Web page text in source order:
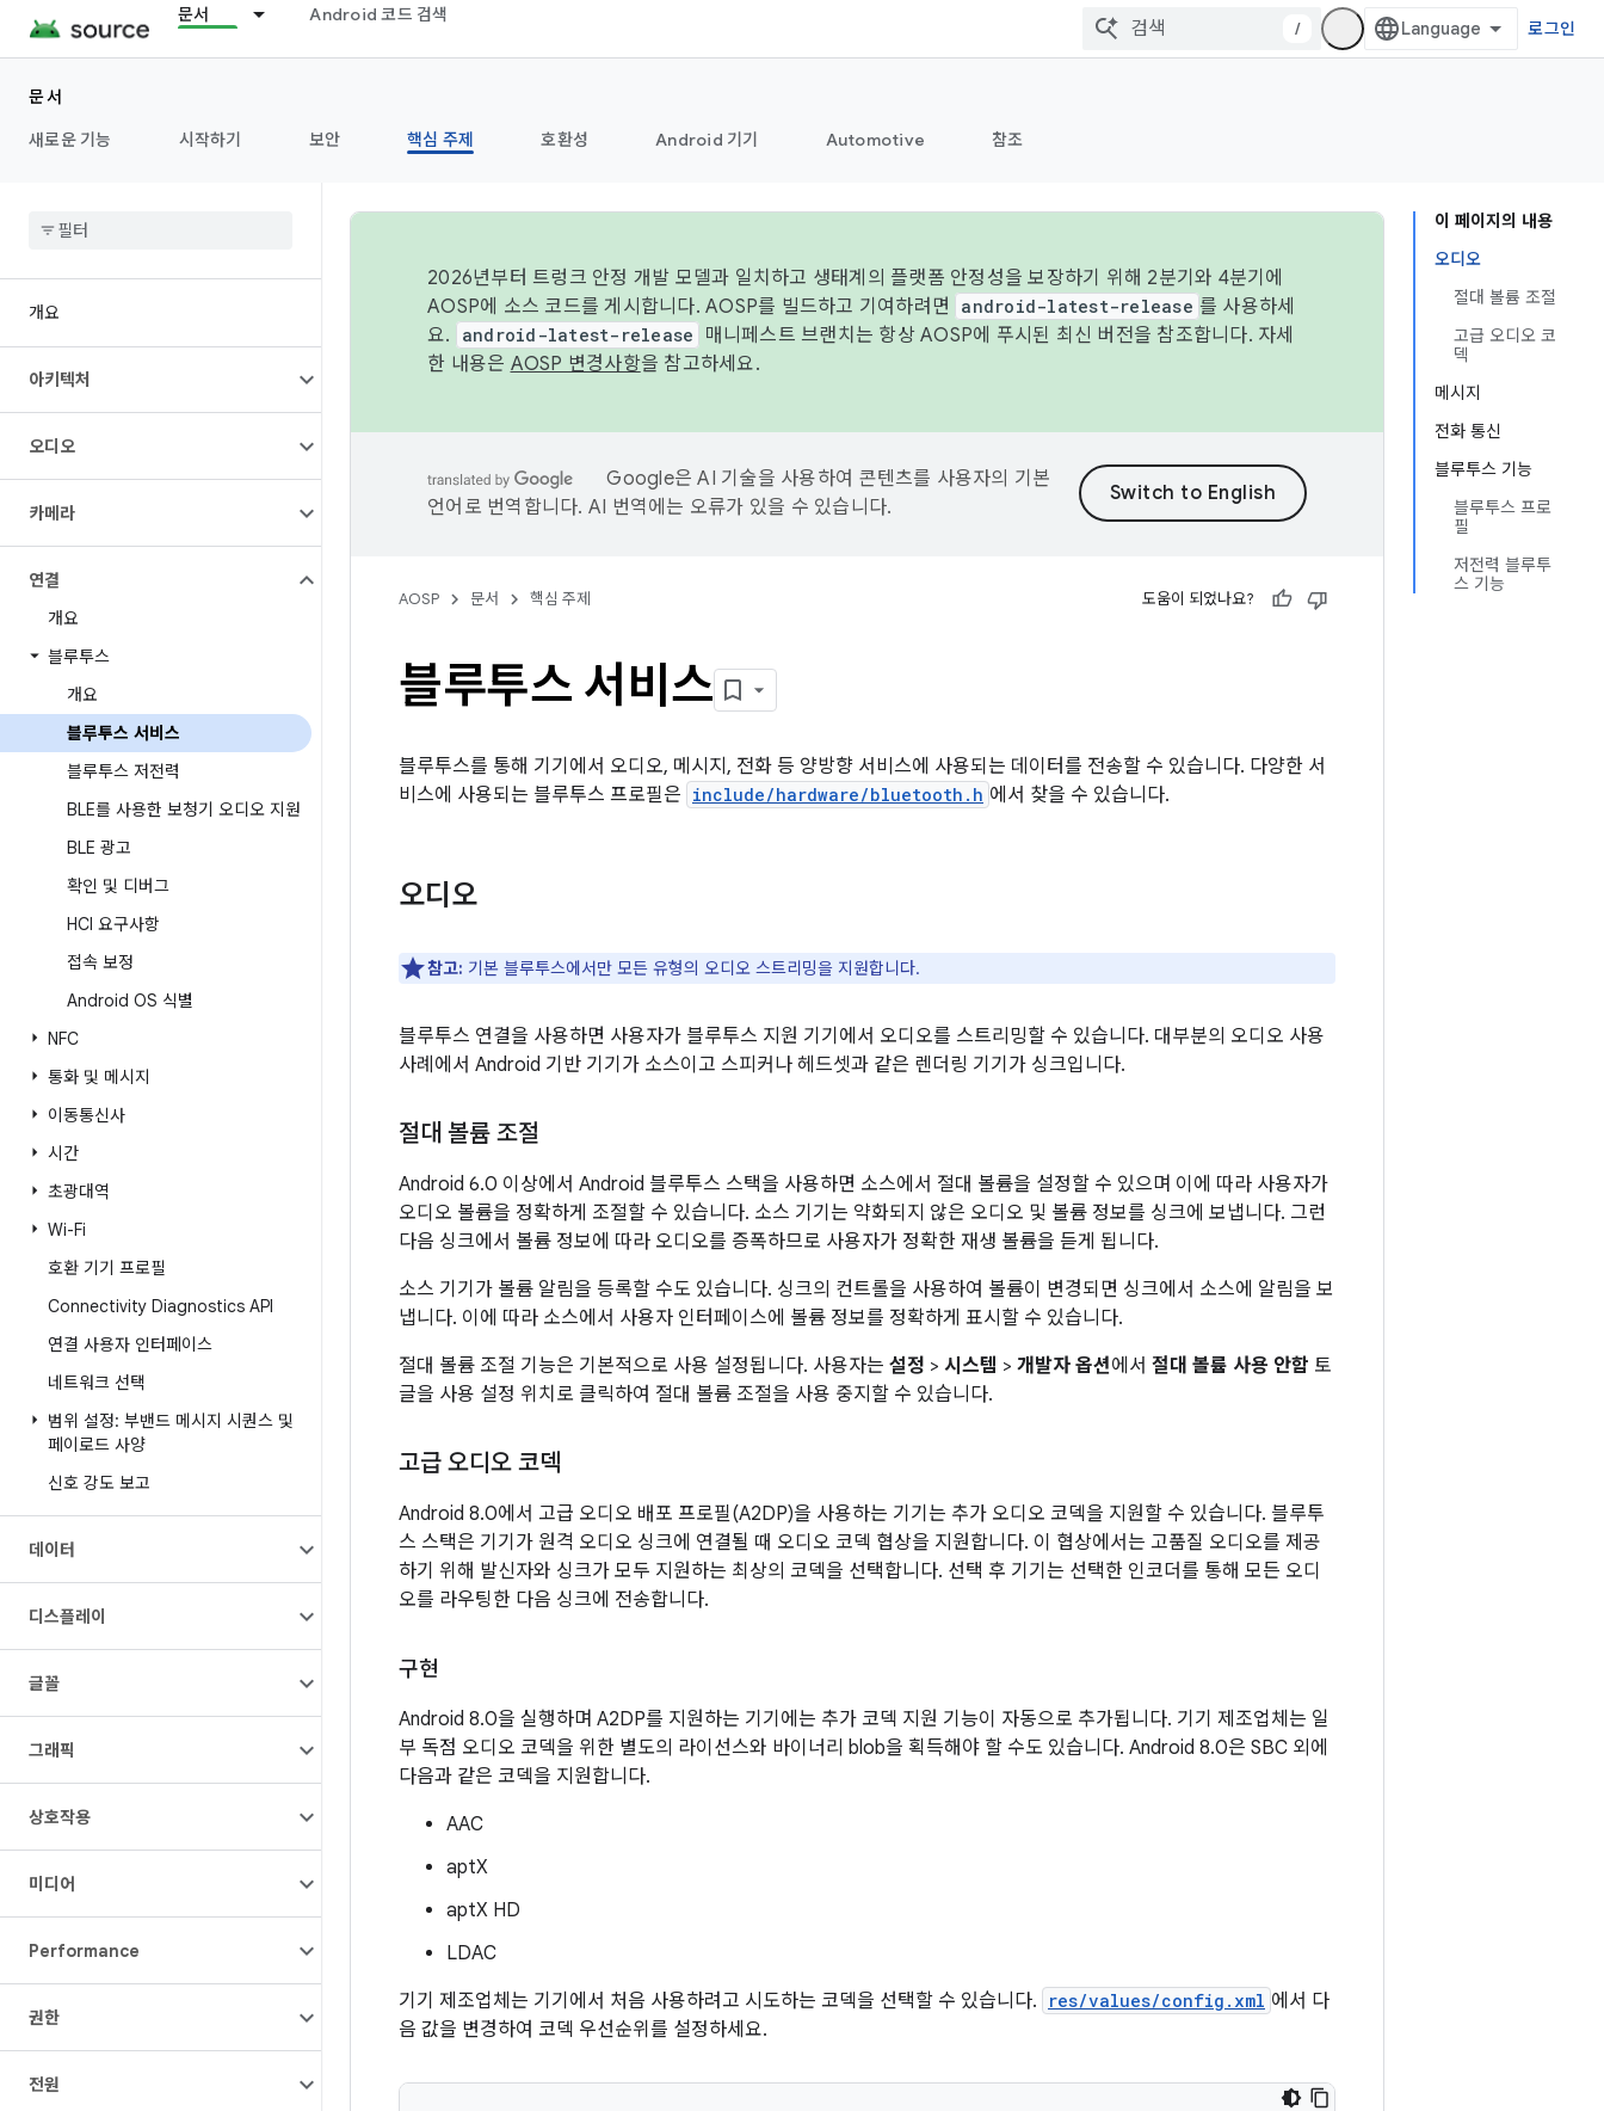
문서 Android 코드 검색
/ 로그인
문서
새로운 기능
시작하기 보안 핵심 주제 호환성 Android 기기 Automotive 참조
개요
아키텍처
오디오
카메라
연결
개요
블루투스
개요
블루투스 서비스
블루투스 저전력
BLE를 사용한 보청기 오디오 지원
BLE 광고
확인 및 디버그
HCI 요구사항
접속 보정
Android OS 식별
NFC
통화 및 메시지
이동통신사
시간
초광대역
Wi-Fi
호환 기기 프로필
Connectivity Diagnostics API
연결 사용자 인터페이스
네트워크 선택
범위 설정: 부밴드 메시지 시퀀스 및
페이로드 사양
신호 강도 보고
데이터
디스플레이
글꼴
그래픽
상호작용
미디어
Performance
권한
전원
이 페이지의 내용
오디오
절대 볼륨 조절
고급 오디오 코
덱
메시지
전화 통신
블루투스 기능
블루투스 프로
필
저전력 블루투
스 기능
2026년부터 트렁크 안정 개발 모델과 일치하고 생태계의 플랫폼 안정성을 보장하기 위해 2분기와 4분기에
AOSP에 소스 코드를 게시합니다. AOSP를 빌드하고 기여하려면
android-latest-release 를 사용하세
요.
android-latest-release
매니페스트 브랜치는 항상 AOSP에 푸시된 최신 버전을 참조합니다. 자세
한 내용은 AOSP 변경사항을 참고하세요.
Google은 AI 기술을 사용하여 콘텐츠를 사용자의 기본
언어로 번역합니다. AI 번역에는 오류가 있을 수 있습니다.
AOSP 문서 핵심 주제 도움이 되었나요?
블루투스 서비스
블루투스를 통해 기기에서 오디오, 메시지, 전화 등 양방향 서비스에 사용되는 데이터를 전송할 수 있습니다. 다양한 서
비스에 사용되는 블루투스 프로필은 include/hardware/bluetooth.h 에서 찾을 수 있습니다.
오디오
참고: 기본 블루투스에서만 모든 유형의 오디오 스트리밍을 지원합니다.
블루투스 연결을 사용하면 사용자가 블루투스 지원 기기에서 오디오를 스트리밍할 수 있습니다. 대부분의 오디오 사용
사례에서 Android 기반 기기가 소스이고 스피커나 헤드셋과 같은 렌더링 기기가 싱크입니다.
절대 볼륨 조절
Android 6.0 이상에서 Android 블루투스 스택을 사용하면 소스에서 절대 볼륨을 설정할 수 있으며 이에 따라 사용자가
오디오 볼륨을 정확하게 조절할 수 있습니다. 소스 기기는 약화되지 않은 오디오 및 볼륨 정보를 싱크에 보냅니다. 그런
다음 싱크에서 볼륨 정보에 따라 오디오를 증폭하므로 사용자가 정확한 재생 볼륨을 듣게 됩니다.
소스 기기가 볼륨 알림을 등록할 수도 있습니다. 싱크의 컨트롤을 사용하여 볼륨이 변경되면 싱크에서 소스에 알림을 보
냅니다. 이에 따라 소스에서 사용자 인터페이스에 볼륨 정보를 정확하게 표시할 수 있습니다.
절대 볼륨 조절 기능은 기본적으로 사용 설정됩니다. 사용자는 설정 > 시스템 > 개발자 옵션에서 절대 볼륨 사용 안함 토
글을 사용 설정 위치로 클릭하여 절대 볼륨 조절을 사용 중지할 수 있습니다.
고급 오디오 코덱
Android 8.0에서 고급 오디오 배포 프로필(A2DP)을 사용하는 기기는 추가 오디오 코덱을 지원할 수 있습니다. 블루투
스 스택은 기기가 원격 오디오 싱크에 연결될 때 오디오 코덱 협상을 지원합니다. 이 협상에서는 고품질 오디오를 제공
하기 위해 발신자와 싱크가 모두 지원하는 최상의 코덱을 선택합니다. 선택 후 기기는 선택한 인코더를 통해 모든 오디
오를 라우팅한 다음 싱크에 전송합니다.
구현
Android 8.0을 실행하며 A2DP를 지원하는 기기에는 추가 코덱 지원 기능이 자동으로 추가됩니다. 기기 제조업체는 일
부 독점 오디오 코덱을 위한 별도의 라이선스와 바이너리 blob을 획득해야 할 수도 있습니다. Android 8.0은 SBC 외에
다음과 같은 코덱을 지원합니다.
AAC
aptX
aptX HD
LDAC
기기 제조업체는 기기에서 처음 사용하려고 시도하는 코덱을 선택할 수 있습니다.
res/values/config.xml 에서 다
음 값을 변경하여 코덱 우선순위를 설정하세요.